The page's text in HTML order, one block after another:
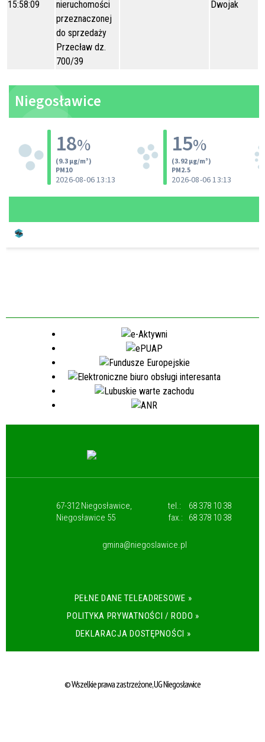
15:58:09
nieruchomości
przeznaczonej
do sprzedaży
Przecław dz.
700/39
Dwojak
67-312 Niegosławice,
Niegosławice 55
tel.:
68 378 10 38
fax.:
68 378 10 38
gmina@niegoslawice.pl
PEŁNE DANE TELEADRESOWE »
POLITYKA PRYWATNOŚCI / RODO »
DEKLARACJA DOSTĘPNOŚCI »
© Wszelkie prawa zastrzeżone, UG Niegosławice